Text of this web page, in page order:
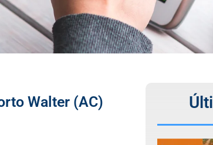
Walter (AC)